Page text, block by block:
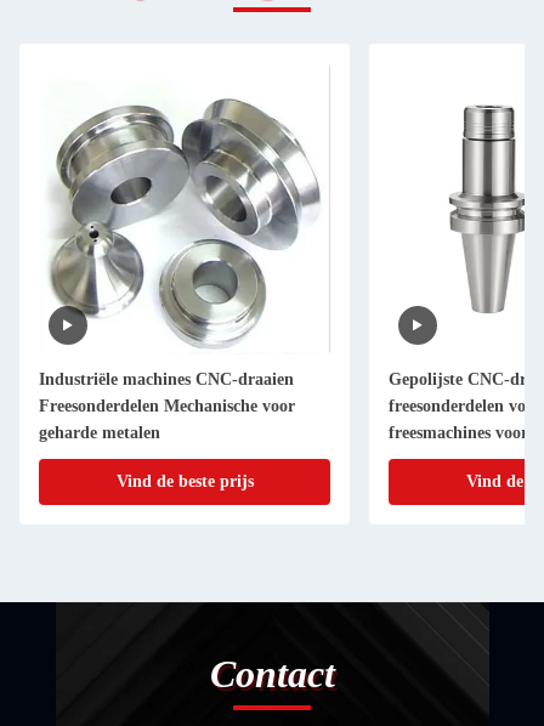
Industriële machines CNC-draaien
Freesonderdelen Mechanische voor
geharde metalen
Vind de beste prijs
Gepolijste CNC-
freesonderdelen
freesmachines voor
Vind de
Contact